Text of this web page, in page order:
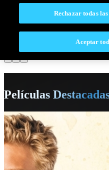
BLADE RUNNER
Películas
Rechazar todas
Aceptar